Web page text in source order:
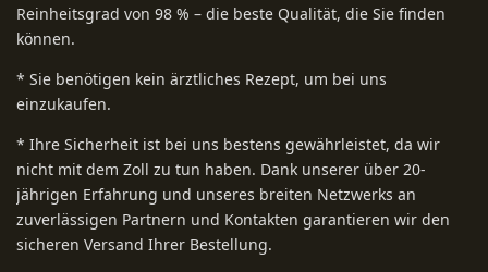
Reinheitsgrad von 98 % – die beste Qualität, die Sie finden
können.
* Sie benötigen kein ärztliches Rezept, um bei uns
einzukaufen.
* Ihre Sicherheit ist bei uns bestens gewährleistet, da wir
nicht mit dem Zoll zu tun haben. Dank unserer über 20-
jährigen Erfahrung und unseres breiten Netzwerks an
zuverlässigen Partnern und Kontakten garantieren wir den
sicheren Versand Ihrer Bestellung.